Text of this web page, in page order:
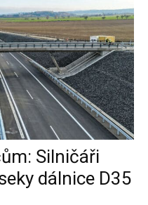
Silničáři
dálnice D35